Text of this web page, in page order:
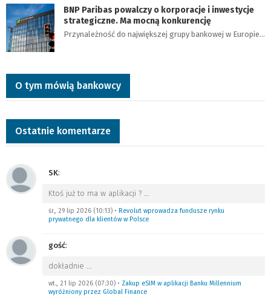
BNP Paribas powalczy o korporacje i inwestycje
strategiczne. Ma mocną konkurencję
Przynależność do największej grupy bankowej w Europie…
O tym mówią bankowcy
Ostatnie komentarze
SK:
Ktoś już to ma w aplikacji ?
śr., 29 lip 2026 (10:13) • Revolut wprowadza fundusze rynku
prywatnego dla klientów w Polsce
gość:
dokładnie
wt., 21 lip 2026 (07:30) • Zakup eSIM w aplikacji Banku Millennium
wyróżniony przez Global Finance